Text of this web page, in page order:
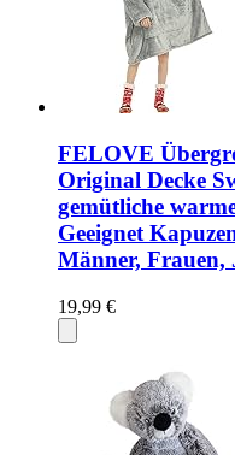
FELOVE
Original Decke
gemütliche
Geeignet
Männer, Frauen,
19,99 €